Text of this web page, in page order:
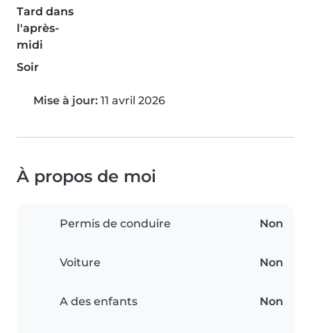
Tard dans
l'après-
midi
Soir
Mise à jour: 11 avril 2026
À propos de moi
Permis de conduire Non
Voiture Non
A des enfants Non